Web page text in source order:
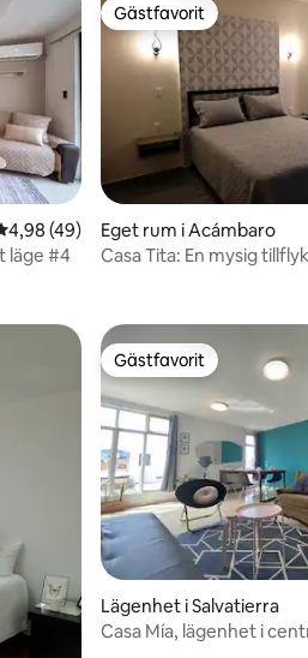
av 5 i genomsnittligt betyg, 49
4,98 (49)
läge #4
Gästfavorit
Gästfavorit
Eget rum i Acámbaro
Casa Tita: En mysig
Gästfavorit
Gästfavorit
Lägenhet i Salvatierra
Casa Mía, lägenhet i